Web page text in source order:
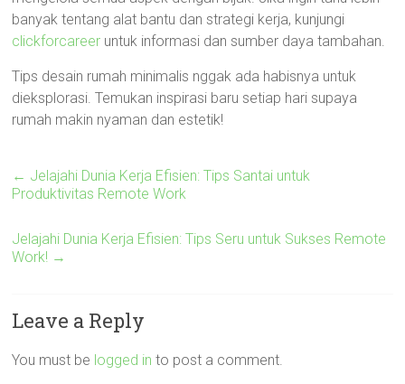
banyak tentang alat bantu dan strategi kerja, kunjungi
clickforcareer untuk informasi dan sumber daya tambahan.
Tips desain rumah minimalis nggak ada habisnya untuk
dieksplorasi. Temukan inspirasi baru setiap hari supaya
rumah makin nyaman dan estetik!
← Jelajahi Dunia Kerja Efisien: Tips Santai untuk
Produktivitas Remote Work
Jelajahi Dunia Kerja Efisien: Tips Seru untuk Sukses Remote
Work! →
Leave a Reply
You must be logged in to post a comment.